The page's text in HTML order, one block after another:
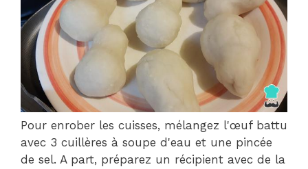
Pour enrober les cuisses, mélangez l'œuf battu
avec 3 cuillères à soupe d'eau et une pincée
de sel. A part, préparez un récipient avec de la